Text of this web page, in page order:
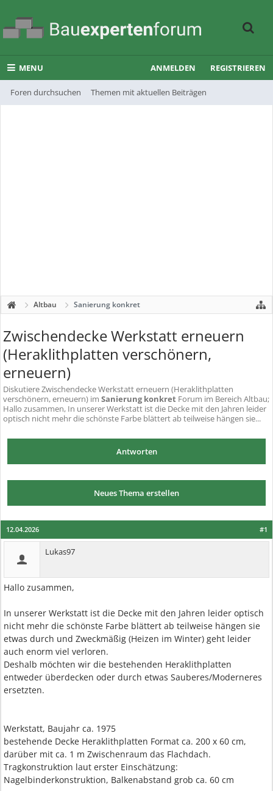
MENU
Foren durchsuchen Themen mit aktuellen Beiträgen
ANMELDEN REGISTRIEREN
Altbau Sanierung konkret
Zwischendecke Werkstatt erneuern
(Heraklithplatten verschönern,
erneuern)
DiskutiereZwischendecke Werkstatt erneuern (Heraklithplatten
verschönern, erneuern) im Sanierung konkret Forum im Bereich Altbau;
Hallo zusammen, In unserer Werkstatt ist die Decke mit den Jahren leider
optisch nicht mehr die schönste Farbe blättert ab teilweise hängen sie...
Antworten
Neues Thema erstellen
#1
12.04.2026
Lukas97
Hallo zusammen,
In unserer Werkstatt ist die Decke mit den Jahren leider optisch
nicht mehr die schönste Farbe blättert ab teilweise hängen sie
etwas durch und Zweckmäßig (Heizen im Winter) geht leider
auch enorm viel verloren.
Deshalb möchten wir die bestehenden Heraklithplatten
entweder überdecken oder durch etwas Sauberes/Moderneres
ersetzten.
Werkstatt, Baujahr ca. 1975
bestehende Decke Heraklithplatten Format ca. 200 x 60 cm,
darüber mit ca. 1 m Zwischenraum das Flachdach.
Tragkonstruktion laut erster Einschätzung:
Nagelbinderkonstruktion, Balkenabstand grob ca. 60 cm